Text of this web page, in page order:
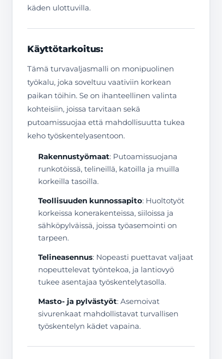
käden ulottuvilla.
Käyttötarkoitus:
Tämä turvavaljasmalli on monipuolinen
työkalu, joka soveltuu vaativiin korkean
paikan töihin. Se on ihanteellinen valinta
kohteisiin, joissa tarvitaan sekä
putoamissuojaa että mahdollisuutta tukea
keho työskentelyasentoon.
Rakennustyömaat: Putoamissuojana
runkotöissä, telineillä, katoilla ja muilla
korkeilla tasoilla.
Teollisuuden kunnossapito: Huoltotyöt
korkeissa konerakenteissa, siiloissa ja
sähköpylväissä, joissa työasemointi on
tarpeen.
Telineasennus: Nopeasti puettavat valjaat
nopeuttelevat työntekoa, ja lantiovyö
tukee asentajaa työskentelytasolla.
Masto- ja pylvästyöt: Asemoivat
sivurenkaat mahdollistavat turvallisen
työskentelyn kädet vapaina.